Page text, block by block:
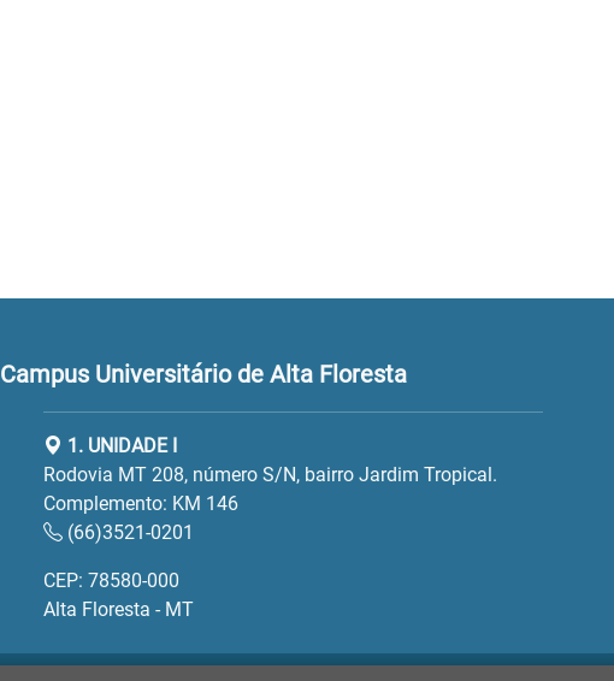
Campus Universitário de Alta Floresta
1. UNIDADE I
Rodovia MT 208, número S/N, bairro Jardim Tropical.
Complemento: KM 146
(66)3521-0201
CEP: 78580-000
Alta Floresta - MT